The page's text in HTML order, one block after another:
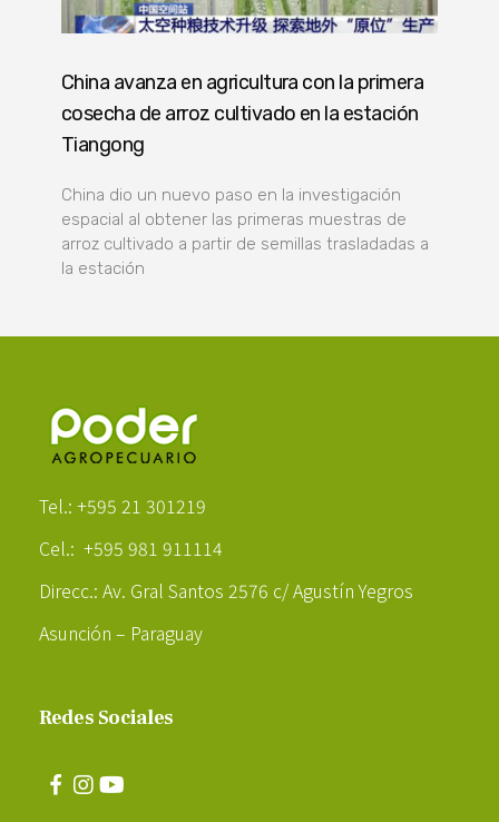
China avanza en agricultura con la primera
cosecha de arroz cultivado en la estación
Tiangong
China dio un nuevo paso en la investigación
espacial al obtener las primeras muestras de
arroz cultivado a partir de semillas trasladadas a
la estación
Tel.: +595 21 301219
Cel.: +595 981 911114
Direcc.: Av. Gral Santos 2576 c/ Agustín Yegros
Asunción – Paraguay
Redes Sociales